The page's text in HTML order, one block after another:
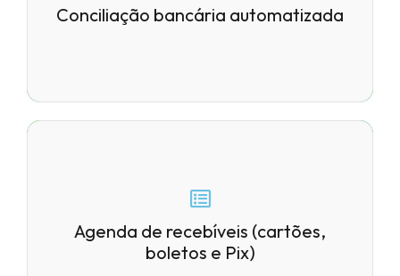
Conciliação bancária automatizada
com trilha de auditoria completa.
Agenda de recebíveis (cartões,
boletos e Pix)
Enxergue tudo o que tem para
entrar, por cliente, data e
carteira